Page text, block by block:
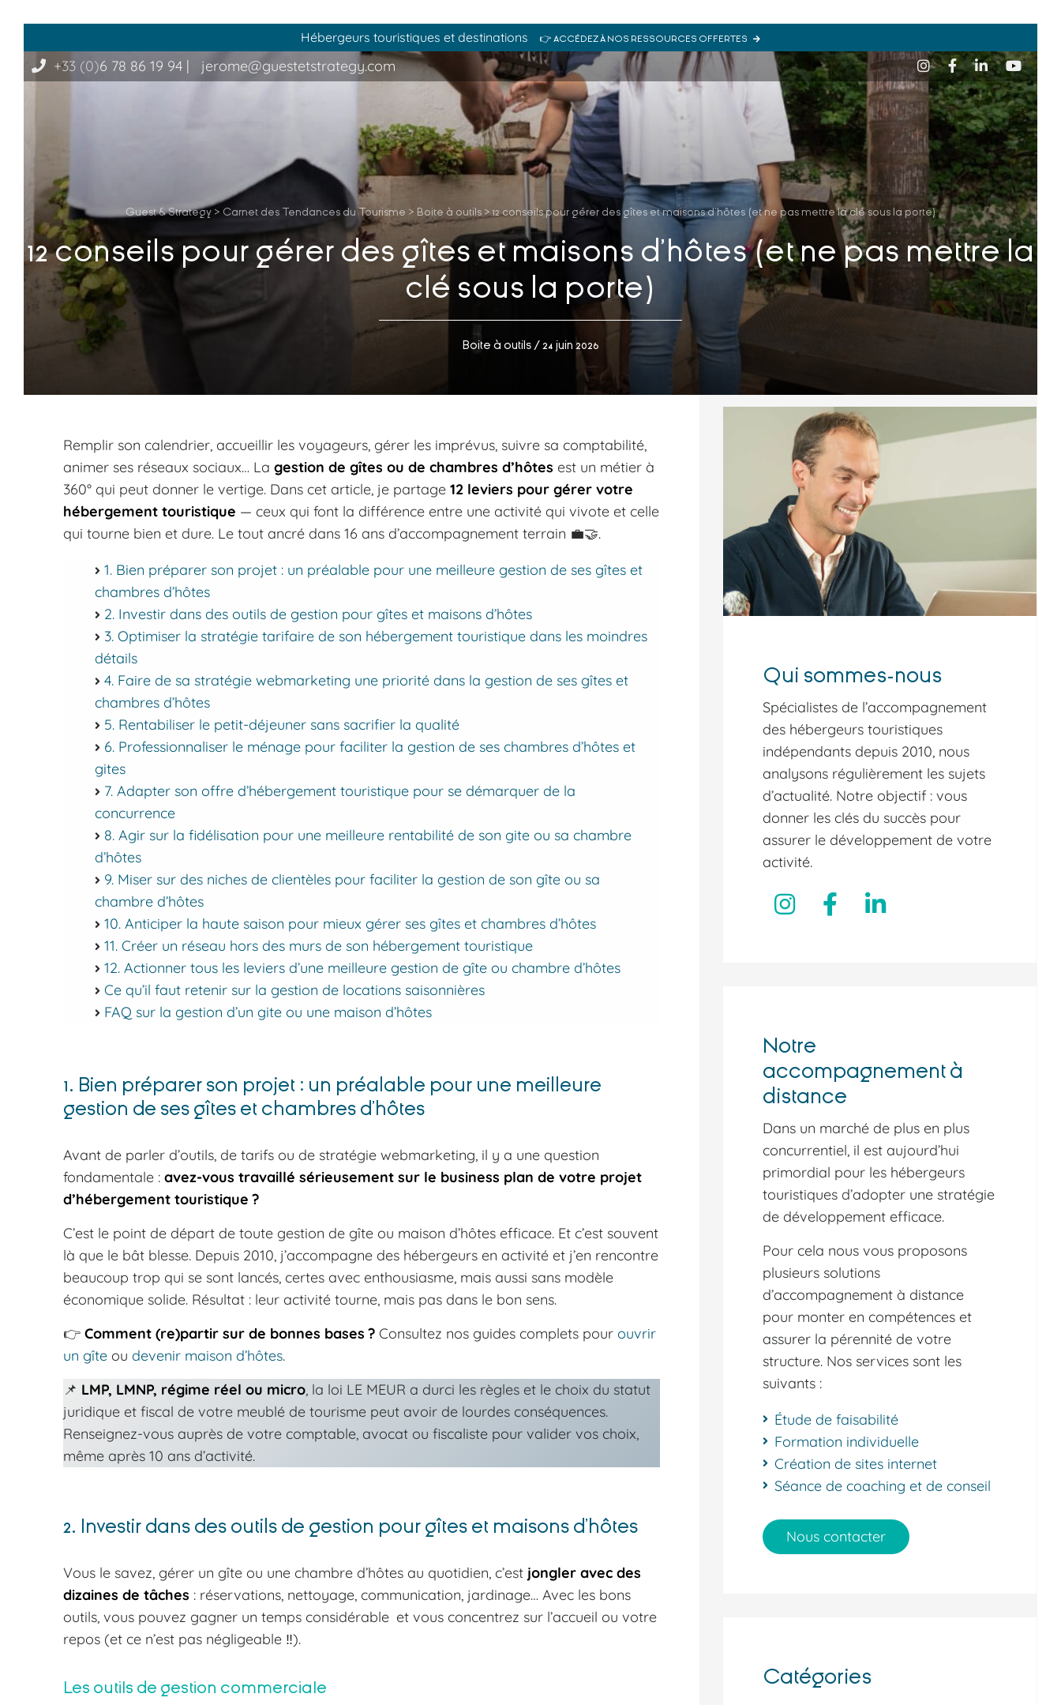
Hébergeurs touristiques et destinations 👉 ACCÉDEZ À NOS RESSOURCES OFFERTES
+33 (0)6 78 86 19 94 | jerome@guestetstrategy.com
Guest & Strategy> Carnet des Tendances du Tourisme > Boite à outils> 12 conseils pour gérer des gîtes et maisons d’hôtes (et ne pas mettre la clé sous la porte)
12 conseils pour gérer des gîtes et maisons d’hôtes (et ne pas mettre la
clé sous la porte)
Boite à outils/ 24 juin 2026
Remplir son calendrier, accueillir les voyageurs, gérer les imprévus, suivre sa comptabilité,
animer ses réseaux sociaux… La gestion de gîtes ou de chambres d’hôtes est un métier à
360° qui peut donner le vertige. Dans cet article, je partage 12 leviers pour gérer votre
hébergement touristique — ceux qui font la différence entre une activité qui vivote et celle
qui tourne bien et dure. Le tout ancré dans 16 ans d’accompagnement terrain 💼🤝.
1. Bien préparer son projet : un préalable pour une meilleure gestion de ses gîtes et
chambres d’hôtes
2. Investir dans des outils de gestion pour gîtes et maisons d’hôtes
3. Optimiser la stratégie tarifaire de son hébergement touristique dans les moindres
détails
4. Faire de sa stratégie webmarketing une priorité dans la gestion de ses gîtes et
chambres d’hôtes
5. Rentabiliser le petit-déjeuner sans sacrifier la qualité
6. Professionnaliser le ménage pour faciliter la gestion de ses chambres d’hôtes et
gites
7. Adapter son offre d’hébergement touristique pour se démarquer de la
concurrence
8. Agir sur la fidélisation pour une meilleure rentabilité de son gite ou sa chambre
d’hôtes
9. Miser sur des niches de clientèles pour faciliter la gestion de son gîte ou sa
chambre d’hôtes
10. Anticiper la haute saison pour mieux gérer ses gîtes et chambres d’hôtes
11. Créer un réseau hors des murs de son hébergement touristique
12. Actionner tous les leviers d’une meilleure gestion de gîte ou chambre d’hôtes
Ce qu’il faut retenir sur la gestion de locations saisonnières
FAQ sur la gestion d’un gite ou une maison d’hôtes
1. Bien préparer son projet : un préalable pour une meilleure
gestion de ses gîtes et chambres d’hôtes
Avant de parler d’outils, de tarifs ou de stratégie webmarketing, il y a une question
fondamentale : avez-vous travaillé sérieusement sur le business plan de votre projet
d’hébergement touristique ?
C’est le point de départ de toute gestion de gîte ou maison d’hôtes efficace. Et c’est souvent
là que le bât blesse. Depuis 2010, j’accompagne des hébergeurs en activité et j’en rencontre
beaucoup trop qui se sont lancés, certes avec enthousiasme, mais aussi sans modèle
économique solide. Résultat : leur activité tourne, mais pas dans le bon sens.
👉 Comment (re)partir sur de bonnes bases ? Consultez nos guides complets pour ouvrir
un gîte ou devenir maison d’hôtes.
📌 LMP, LMNP, régime réel ou micro, la loi LE MEUR a durci les règles et le choix du statut
juridique et fiscal de votre meublé de tourisme peut avoir de lourdes conséquences.
Renseignez-vous auprès de votre comptable, avocat ou fiscaliste pour valider vos choix,
même après 10 ans d’activité.
2. Investir dans des outils de gestion pour gîtes et maisons d’hôtes
Vous le savez, gérer un gîte ou une chambre d’hôtes au quotidien, c’est jongler avec des
dizaines de tâches : réservations, nettoyage, communication, jardinage… Avec les bons
outils, vous pouvez gagner un temps considérable et vous concentrez sur l’accueil ou votre
repos (et ce n’est pas négligeable ‼️).
Les outils de gestion commerciale
Qui sommes-nous
Spécialistes de l’accompagnement
des hébergeurs touristiques
indépendants depuis 2010, nous
analysons régulièrement les sujets
d’actualité. Notre objectif : vous
donner les clés du succès pour
assurer le développement de votre
activité.
Notre
accompagnement à
distance
Dans un marché de plus en plus
concurrentiel, il est aujourd’hui
primordial pour les hébergeurs
touristiques d’adopter une stratégie
de développement efficace.
Pour cela nous vous proposons
plusieurs solutions
d’accompagnement à distance
pour monter en compétences et
assurer la pérennité de votre
structure. Nos services sont les
suivants :
Étude de faisabilité
Formation individuelle
Création de sites internet
Séance de coaching et de conseil
Nous contacter
Catégories